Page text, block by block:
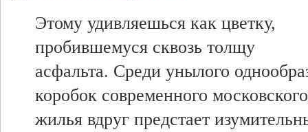
Этому удивляешься как цветку,
пробившемуся сквозь толщу
асфальта. Среди унылого
коробок современного московского
жилья вдруг предстает